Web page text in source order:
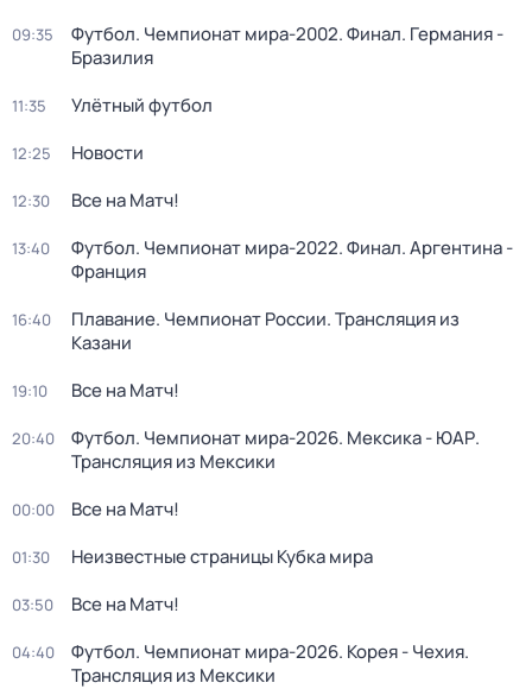
09:35
Футбол. Чемпионат мира-2002. Финал. Германия -
Бразилия
11:35 Улётный футбол
12:25 Новости
12:30 Все на Матч!
13:40
Футбол. Чемпионат мира-2022. Финал. Аргентина -
Франция
16:40
Плавание. Чемпионат России. Трансляция из
Казани
19:10 Все на Матч!
20:40
Футбол. Чемпионат мира-2026. Мексика - ЮАР.
Трансляция из Мексики
00:00 Все на Матч!
01:30 Неизвестные страницы Кубка мира
03:50 Все на Матч!
04:40
Футбол. Чемпионат мира-2026. Корея - Чехия.
Трансляция из Мексики